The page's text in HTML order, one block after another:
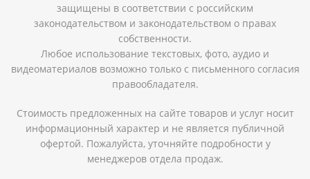
защищены в соответствии с российским
законодательством и законодательством о правах
собственности.
Любое использование текстовых, фото, аудио и
видеоматериалов возможно только с письменного согласия
правообладателя.
Стоимость предложенных на сайте товаров и услуг носит
информационный характер и не является публичной
офертой. Пожалуйста, уточняйте подробности у
менеджеров отдела продаж.